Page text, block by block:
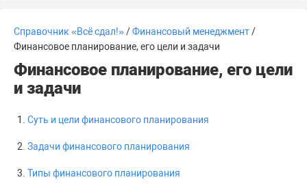
Справочник «Всё сдал!»/Финансовый менеджмент/
Финансовое планирование, его цели и задачи
Финансовое планирование, его цели
и задачи
Суть и цели финансового планирования
Задачи финансового планирования
Типы финансового планирования